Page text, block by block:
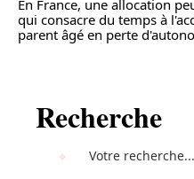
En France, une allocation
qui consacre du temps à
parent âgé en perte
Recherche